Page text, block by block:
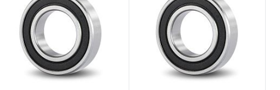
Купить в 1
К
сравнению
В избранное
В наличии
Купить в 1
К
сравнению
В избранное
В наличии